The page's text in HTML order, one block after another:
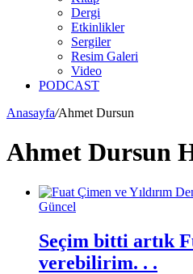
Dergi
Etkinlikler
Sergiler
Resim Galeri
Video
PODCAST
Anasayfa/Ahmet Dursun
Ahmet Dursun
Güncel
Seçim bitti artık
verebilirim. . .